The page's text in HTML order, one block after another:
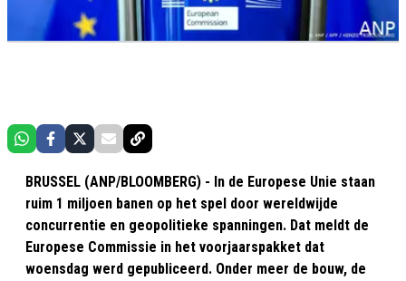
BRUSSEL (ANP/BLOOMBERG) - In de Europese Unie staan
ruim 1 miljoen banen op het spel door wereldwijde
concurrentie en geopolitieke spanningen. Dat meldt de
Europese Commissie in het voorjaarspakket dat
woensdag werd gepubliceerd. Onder meer de bouw, de